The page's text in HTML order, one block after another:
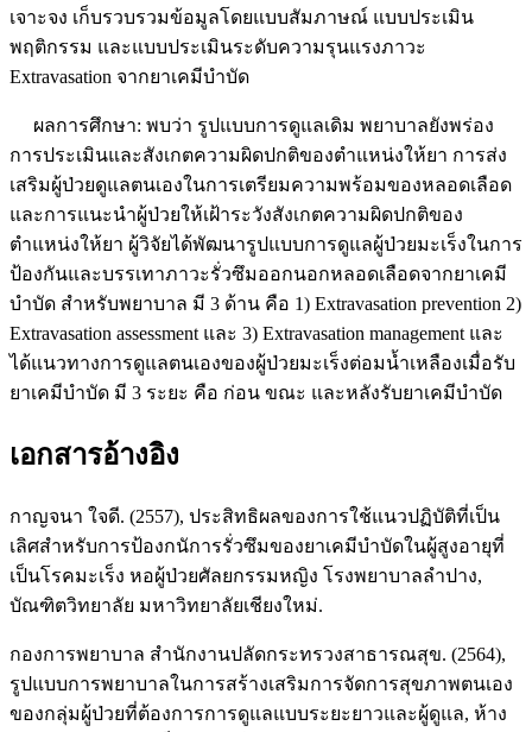
เจาะจง เก็บรวบรวมข้อมูลโดยแบบสัมภาษณ์ แบบประเมิน
พฤติกรรม และแบบประเมินระดับความรุนแรงภาวะ
Extravasation จากยาเคมีบำบัด
ผลการศึกษา: พบว่า รูปแบบการดูแลเดิม พยาบาลยังพร่อง
การประเมินและสังเกตความผิดปกติของตำแหน่งให้ยา การส่ง
เสริมผู้ป่วยดูแลตนเองในการเตรียมความพร้อมของหลอดเลือด
และการแนะนำผู้ป่วยให้เฝ้าระวังสังเกตความผิดปกติของ
ตำแหน่งให้ยา ผู้วิจัยได้พัฒนารูปแบบการดูแลผู้ป่วยมะเร็งในการ
ป้องกันและบรรเทาภาวะรั่วซึมออกนอกหลอดเลือดจากยาเคมี
บำบัด สำหรับพยาบาล มี 3 ด้าน คือ 1) Extravasation prevention 2)
Extravasation assessment และ 3) Extravasation management และ
ได้แนวทางการดูแลตนเองของผู้ป่วยมะเร็งต่อมน้ำเหลืองเมื่อรับ
ยาเคมีบำบัด มี 3 ระยะ คือ ก่อน ขณะ และหลังรับยาเคมีบำบัด
เอกสารอ้างอิง
กาญจนา ใจดี. (2557), ประสิทธิผลของการใช้แนวปฏิบัติที่เป็น
เลิศสำหรับการป้องกนัการรั่วซึมของยาเคมีบำบัดในผู้สูงอายุที่
เป็นโรคมะเร็ง หอผู้ป่วยศัลยกรรมหญิง โรงพยาบาลลำปาง,
บัณฑิตวิทยาลัย มหาวิทยาลัยเชียงใหม่.
กองการพยาบาล สำนักงานปลัดกระทรวงสาธารณสุข. (2564),
รูปแบบการพยาบาลในการสร้างเสริมการจัดการสุขภาพตนเอง
ของกลุ่มผู้ป่วยที่ต้องการการดูแลแบบระยะยาวและผู้ดูแล, ห้าง